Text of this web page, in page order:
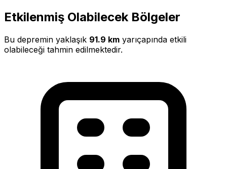
Etkilenmiş Olabilecek Bölgeler
Bu depremin yaklaşık 91.9 km yarıçapında etkili
olabileceği tahmin edilmektedir.